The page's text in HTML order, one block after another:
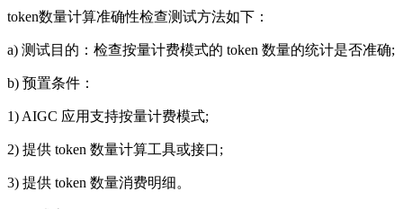
token数量计算准确性检查测试方法如下：
a) 测试目的：检查按量计费模式的 token 数量的统计是否准确;
b) 预置条件：
1) AIGC 应用支持按量计费模式;
2) 提供 token 数量计算工具或接口;
3) 提供 token 数量消费明细。